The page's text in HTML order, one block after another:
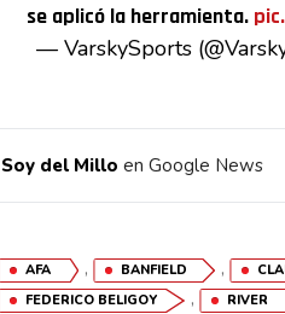
se aplicó la herramienta.
— VarskySports
Soy del Millo en Google News
AFA , BANFIELD ,
FEDERICO BELIGOY , RIVER